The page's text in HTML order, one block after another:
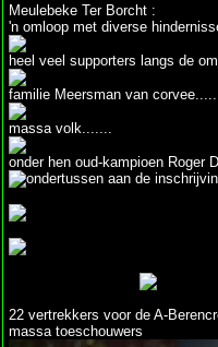
Meulebeke Ter Borcht :
'n omloop met diverse
heel veel supporters langs de
familie Meersman van corvee.....
massa volk.......
onder hen oud-kampioen Roger
ondertussen aan de
22 vertrekkers voor de A-
massa toeschouwers